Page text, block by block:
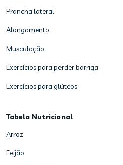
Prancha lateral
Alongamento
Musculação
Exercícios para perder barriga
Exercícios para glúteos
Tabela Nutricional
Arroz
Feijão